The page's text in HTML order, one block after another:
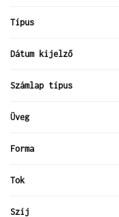
Típus
Dátum kijelző
Számlap típus
Üveg
Forma
Tok
Szíj